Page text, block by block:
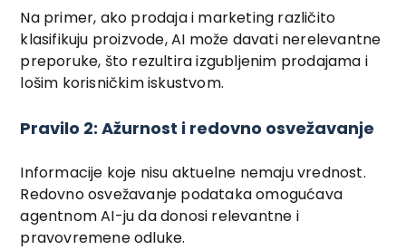
Na primer, ako prodaja i marketing različito
klasifikuju proizvode, AI može davati nerelevantne
preporuke, što rezultira izgubljenim prodajama i
lošim korisničkim iskustvom.
Pravilo 2: Ažurnost i redovno osvežavanje
Informacije koje nisu aktuelne nemaju vrednost.
Redovno osvežavanje podataka omogućava
agentnom AI-ju da donosi relevantne i
pravovremene odluke.